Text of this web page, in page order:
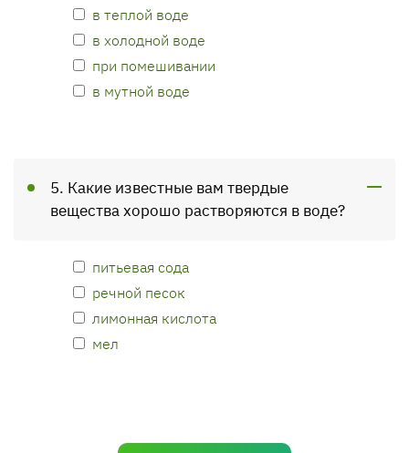
в теплой воде
в холодной воде
при помешивании
в мутной воде
5. Какие известные вам твердые
вещества хорошо растворяются в воде?
питьевая сода
речной песок
лимонная кислота
мел